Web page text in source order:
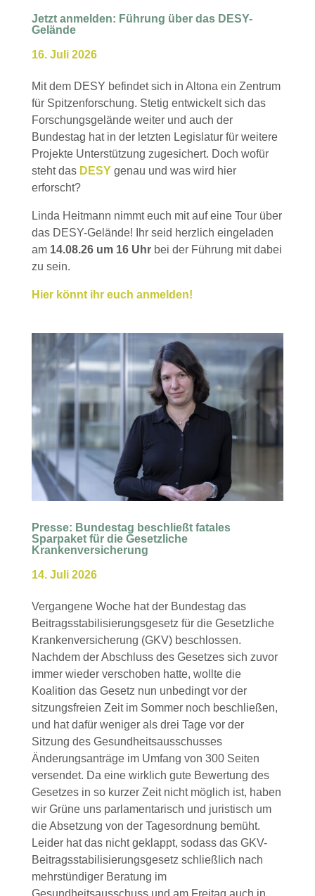
Jetzt anmelden: Führung über das DESY-
Gelände
16. Juli 2026
Mit dem DESY befindet sich in Altona ein Zentrum
für Spitzenforschung. Stetig entwickelt sich das
Forschungsgelände weiter und auch der
Bundestag hat in der letzten Legislatur für weitere
Projekte Unterstützung zugesichert. Doch wofür
steht das DESY genau und was wird hier
erforscht?
Linda Heitmann nimmt euch mit auf eine Tour über
das DESY-Gelände! Ihr seid herzlich eingeladen
am 14.08.26 um 16 Uhrbei der Führung mit dabei
zu sein.
Hier könnt ihr euch anmelden!
Presse: Bundestag beschließt fatales
Sparpaket für die Gesetzliche
Krankenversicherung
14. Juli 2026
Vergangene Woche hat der Bundestag das
Beitragsstabilisierungsgesetz für die Gesetzliche
Krankenversicherung (GKV) beschlossen.
Nachdem der Abschluss des Gesetzes sich zuvor
immer wieder verschoben hatte, wollte die
Koalition das Gesetz nun unbedingt vor der
sitzungsfreien Zeit im Sommer noch beschließen,
und hat dafür weniger als drei Tage vor der
Sitzung des Gesundheitsausschusses
Änderungsanträge im Umfang von 300 Seiten
versendet. Da eine wirklich gute Bewertung des
Gesetzes in so kurzer Zeit nicht möglich ist, haben
wir Grüne uns parlamentarisch und juristisch um
die Absetzung von der Tagesordnung bemüht.
Leider hat das nicht geklappt, sodass das GKV-
Beitragsstabilisierungsgesetz schließlich nach
mehrstündiger Beratung im
Gesundheitsausschuss und am Freitag auch in